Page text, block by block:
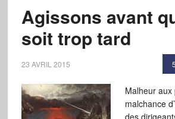
Agissons avant
soit trop tard
23 AVRIL 2015
Malheur
malchance
des